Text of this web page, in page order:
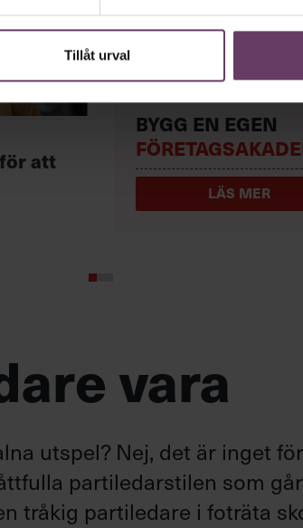
Tillåt urval
att
BYGG EN EGEN
LÄS MER
vara
utspel? Nej, det är inget för
partiledarstilen som
tråkig partiledare i foträta